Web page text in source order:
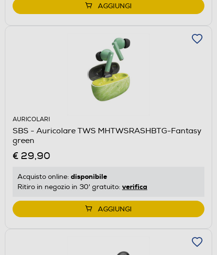
AGGIUNGI
AURICOLARI
SBS - Auricolare TWS MHTWSRASHBTG-Fantasy
green
€ 29,90
Acquisto online: disponibile
Ritiro in negozio in 30' gratuito: verifica
AGGIUNGI